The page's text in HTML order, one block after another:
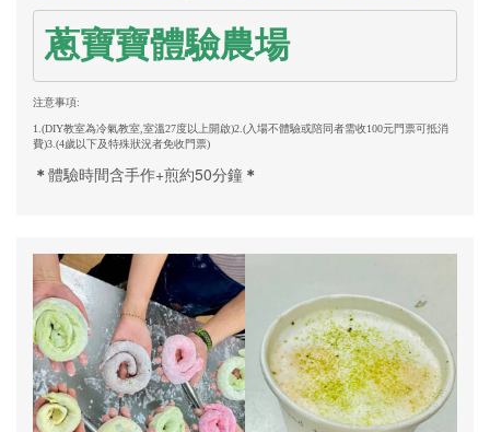
蔥寶寶體驗農場
注意事項:
1.(DIY教室為冷氣教室,室溫27度以上開啟)2. (入場不體驗或陪同者需收100元門票可抵消
費)3. (4歲以下及特殊狀況者免收門票)
＊ 體驗時間含手作+煎約50分鐘 ＊